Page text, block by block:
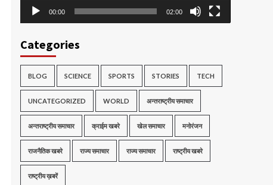
00:00 02:00
Categories
BLOG SCIENCE SPORTS STORIES TECH
UNCATEGORIZED WORLD अन्तराष्ट्रीय समाचार
अन्तराष्ट्रीय समाचार क्राईम खबरे खेल समाचार मनोरंजन
राजनैतिक खबरे राज्य समाचार राज्य समाचार राष्ट्रीय खबरे
राष्ट्रीय ख़बरें